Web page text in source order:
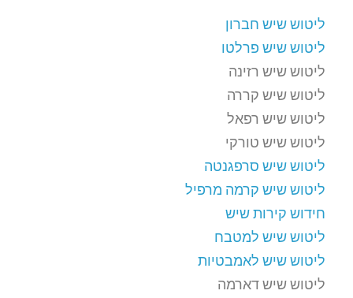
ליטוש שיש חברון
ליטוש שיש פרלטו
ליטוש שיש רזינה
ליטוש שיש קררה
ליטוש שיש רפאל
ליטוש שיש טורקי
ליטוש שיש סרפגנטה
ליטוש שיש קרמה מרפיל
חידוש קירות שיש
ליטוש שיש למטבח
ליטוש שיש לאמבטיות
ליטוש שיש דארמה